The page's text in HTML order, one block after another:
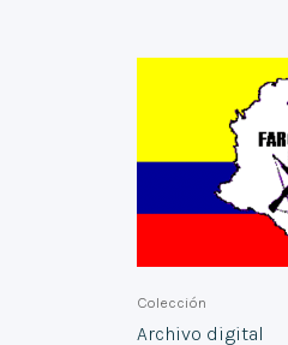
Colección
Archivo digital